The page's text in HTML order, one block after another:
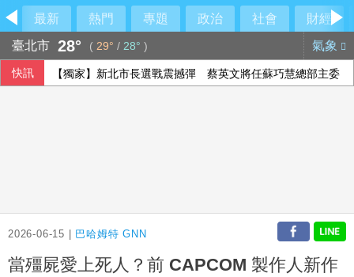
最新 熱門 專題 政治 社會
財經
臺北市 28° ( 29° / 28° ) 氣象
快訊 【獨家】新北市長選戰震撼彈 蔡英文將任蘇巧慧總部主委
2026-06-15 | 巴哈姆特 GNN
當殭屍愛上死人？前 CAPCOM 製作人新作